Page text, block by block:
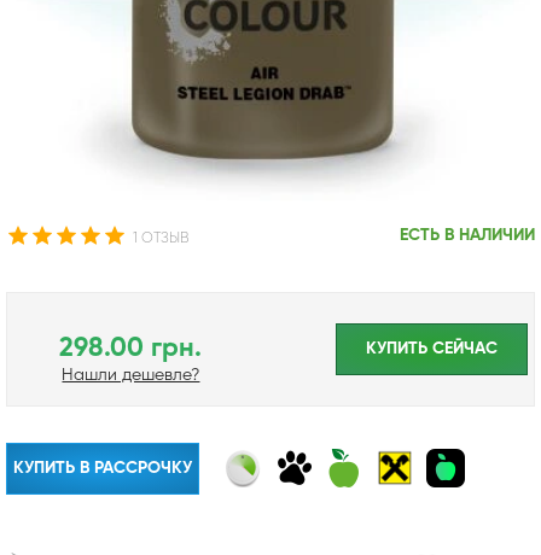
1 ОТЗЫВ ЕСТЬ В НАЛИЧИИ
298.00 грн.
Нашли дешевле?
КУПИТЬ CЕЙЧАС
КУПИТЬ В РАССРОЧКУ